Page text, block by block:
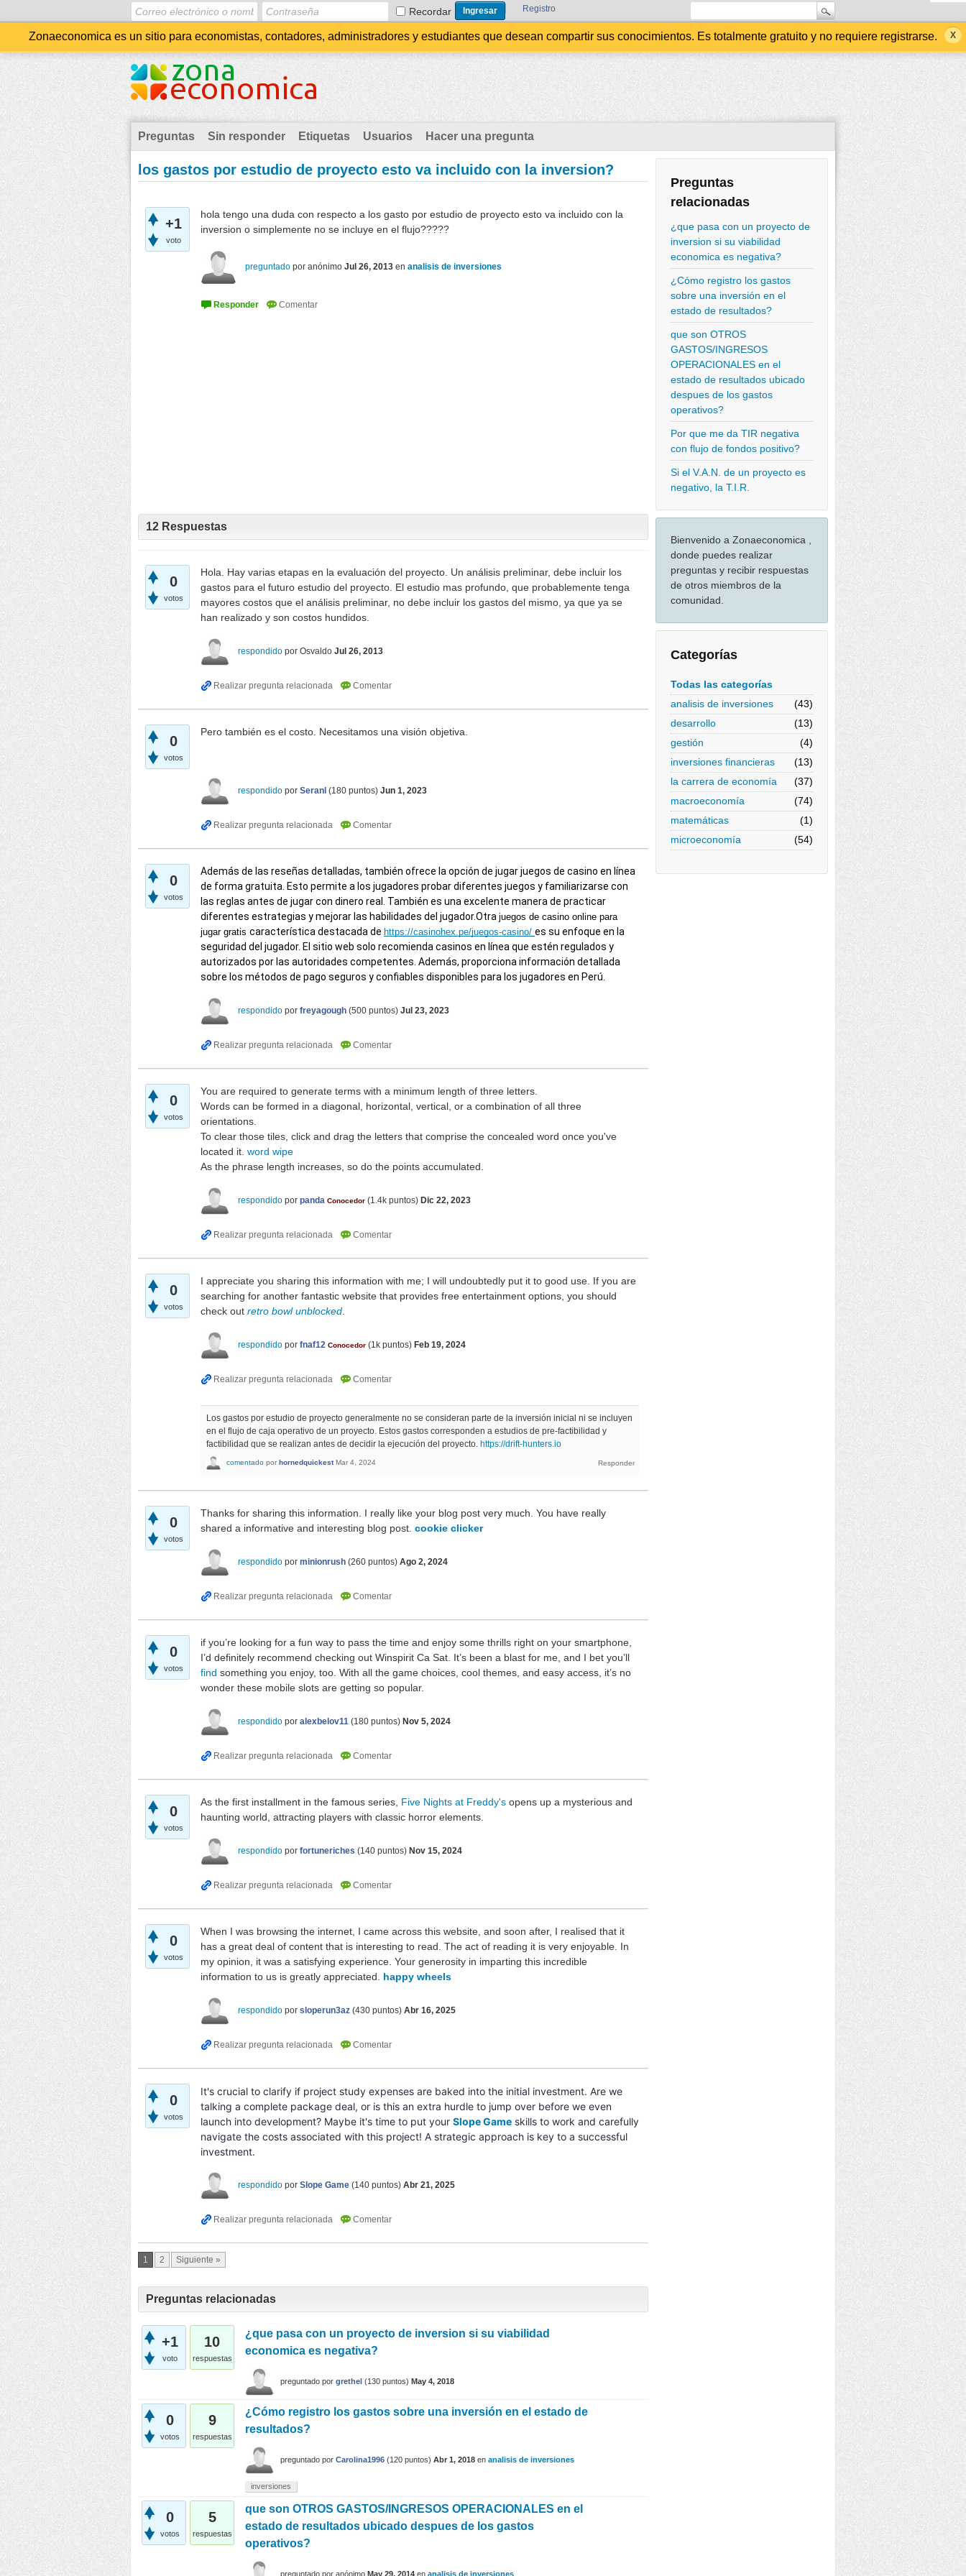
Recordar Registro
Zonaeconomica es un sitio para economistas, contadores, administradores y estudiantes que desean compartir sus conocimientos. Es totalmente gratuito y no requiere registrarse.
Preguntas Sin responder Etiquetas Usuarios Hacer una pregunta
Preguntas
relacionadas
¿que pasa con un proyecto de
inversion si su viabilidad
economica es negativa?
¿Cómo registro los gastos
sobre una inversión en el
estado de resultados?
que son OTROS
GASTOS/INGRESOS
OPERACIONALES en el
estado de resultados ubicado
despues de los gastos
operativos?
Por que me da TIR negativa
con flujo de fondos positivo?
Si el V.A.N. de un proyecto es
negativo, la T.I.R.
Bienvenido a Zonaeconomica ,
donde puedes realizar
preguntas y recibir respuestas
de otros miembros de la
comunidad.
Categorías
Todas las categorías
analisis de inversiones
(43)
desarrollo
(13)
gestión
(4)
inversiones financieras
(13)
la carrera de economía
(37)
macroeconomía
(74)
matemáticas
(1)
microeconomía
(54)
los gastos por estudio de proyecto esto va incluido con la inversion?
+1
voto
hola tengo una duda con respecto a los gasto por estudio de proyecto esto va incluido con la
inversion o simplemente no se incluye en el flujo?????
preguntado por anónimo Jul 26, 2013 en analisis de inversiones
12 Respuestas
0
votos
Hola. Hay varias etapas en la evaluación del proyecto. Un análisis preliminar, debe incluir los
gastos para el futuro estudio del proyecto. El estudio mas profundo, que probablemente tenga
mayores costos que el análisis preliminar, no debe incluir los gastos del mismo, ya que ya se
han realizado y son costos hundidos.
respondido por Osvaldo Jul 26, 2013
0
votos
Pero también es el costo. Necesitamos una visión objetiva.
respondido por Seranl (180 puntos) Jun 1, 2023
0
votos
Además de las reseñas detalladas, también ofrece la opción de jugar juegos de casino en línea
de forma gratuita. Esto permite a los jugadores probar diferentes juegos y familiarizarse con
las reglas antes de jugar con dinero real. También es una excelente manera de practicar
diferentes estrategias y mejorar las habilidades del jugador.Otra juegos de casino online para
jugar gratis característica destacada de https://casinohex.pe/juegos-casino/ es su enfoque en la
seguridad del jugador. El sitio web solo recomienda casinos en línea que estén regulados y
autorizados por las autoridades competentes. Además, proporciona información detallada
sobre los métodos de pago seguros y confiables disponibles para los jugadores en Perú.
respondido por freyagough (500 puntos) Jul 23, 2023
0
votos
You are required to generate terms with a minimum length of three letters.
Words can be formed in a diagonal, horizontal, vertical, or a combination of all three
orientations.
To clear those tiles, click and drag the letters that comprise the concealed word once you've
located it. word wipe
As the phrase length increases, so do the points accumulated.
respondido por panda Conocedor (1.4k puntos) Dic 22, 2023
0
votos
I appreciate you sharing this information with me; I will undoubtedly put it to good use. If you are
searching for another fantastic website that provides free entertainment options, you should
check out retro bowl unblocked
respondido por fnaf12 Conocedor (1k puntos) Feb 19, 2024
Los gastos por estudio de proyecto generalmente no se consideran parte de la inversión inicial ni se incluyen
en el flujo de caja operativo de un proyecto. Estos gastos corresponden a estudios de pre-factibilidad y
factibilidad que se realizan antes de decidir la ejecución del proyecto. https://drift-hunters.io
comentado por hornedquickest Mar 4, 2024
0
votos
Thanks for sharing this information. I really like your blog post very much. You have really
shared a informative and interesting blog post. cookie clicker
respondido por minionrush (260 puntos) Ago 2, 2024
0
votos
if you’re looking for a fun way to pass the time and enjoy some thrills right on your smartphone,
I’d definitely recommend checking out Winspirit Ca Sat. It’s been a blast for me, and I bet you’ll
find something you enjoy, too. With all the game choices, cool themes, and easy access, it’s no
wonder these mobile slots are getting so popular.
respondido por alexbelov11 (180 puntos) Nov 5, 2024
0
votos
As the first installment in the famous series, Five Nights at Freddy's opens up a mysterious and
haunting world, attracting players with classic horror elements.
respondido por fortuneriches (140 puntos) Nov 15, 2024
0
votos
When I was browsing the internet, I came across this website, and soon after, I realised that it
has a great deal of content that is interesting to read. The act of reading it is very enjoyable. In
my opinion, it was a satisfying experience. Your generosity in imparting this incredible
information to us is greatly appreciated. happy wheels
respondido por sloperun3az (430 puntos) Abr 16, 2025
0
votos
It's crucial to clarify if project study expenses are baked into the initial investment. Are we
talking a complete package deal, or is this an extra hurdle to jump over before we even
launch into development? Maybe it's time to put your Slope Game skills to work and carefully
navigate the costs associated with this project! A strategic approach is key to a successful
investment.
respondido por Slope Game (140 puntos) Abr 21, 2025
1 2 Siguiente »
Preguntas relacionadas
+1
voto
10
respuestas
¿que pasa con un proyecto de inversion si su viabilidad
economica es negativa?
preguntado por grethel (130 puntos) May 4, 2018
0
votos
9
respuestas
¿Cómo registro los gastos sobre una inversión en el estado de
resultados?
preguntado por Carolina1996 (120 puntos) Abr 1, 2018 en analisis de inversiones
inversiones
0
votos
5
respuestas
que son OTROS GASTOS/INGRESOS OPERACIONALES en el
estado de resultados ubicado despues de los gastos
operativos?
preguntado por anónimo May 29, 2014 en analisis de inversiones